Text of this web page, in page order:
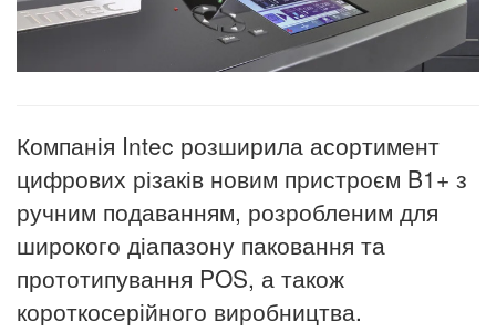
Компанія Intec розширила асортимент
цифрових різаків новим пристроєм B1+ з
ручним подаванням, розробленим для
широкого діапазону паковання та
прототипування POS, а також
короткосерійного виробництва.